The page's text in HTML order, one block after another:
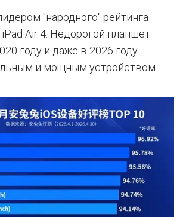
"народного" рейтинга
Air 4. Недорогой планшет
году и даже в 2026 году
и мощным устройством.